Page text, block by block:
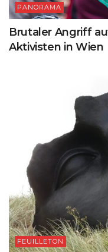
PANORAMA
Brutaler Angriff
Aktivisten in Wien
FEUILLETON